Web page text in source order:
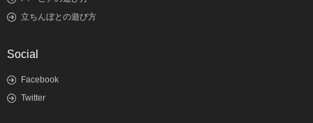
立ちんぼとの遊び方
Social
Facebook
Twitter